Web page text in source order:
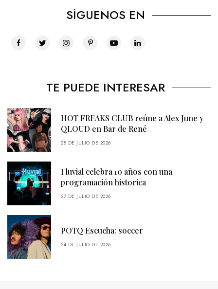
SÍGUENOS EN
TE PUEDE INTERESAR
HOT FREAKS CLUB reúne a Alex June y
QLOUD en Bar de René
28 DE JULIO DE 2026
Fluvial celebra 10 años con una
programación historica
27 DE JULIO DE 2026
POTQ Escucha: soccer
24 DE JULIO DE 2026